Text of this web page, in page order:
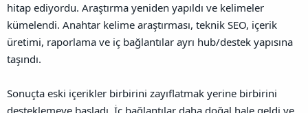
hitap ediyordu. Araştırma yeniden yapıldı ve kelimeler
kümelendi. Anahtar kelime araştırması, teknik SEO, içerik
üretimi, raporlama ve iç bağlantılar ayrı hub/destek yapısına
taşındı.
Sonuçta eski içerikler birbirini zayıflatmak yerine birbirini